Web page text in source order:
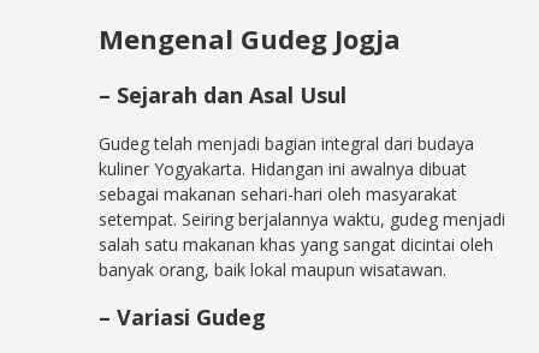
Mengenal Gudeg Jogja
– Sejarah dan Asal Usul
Gudeg telah menjadi bagian integral dari budaya
kuliner Yogyakarta. Hidangan ini awalnya dibuat
sebagai makanan sehari-hari oleh masyarakat
setempat. Seiring berjalannya waktu, gudeg menjadi
salah satu makanan khas yang sangat dicintai oleh
banyak orang, baik lokal maupun wisatawan.
– Variasi Gudeg